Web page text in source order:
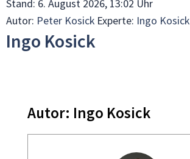
Stand: 6. August 2026, 13:02 Uhr
Autor: Peter Kosick Experte: Ingo Kosick
Ingo Kosick
Autor: Ingo Kosick